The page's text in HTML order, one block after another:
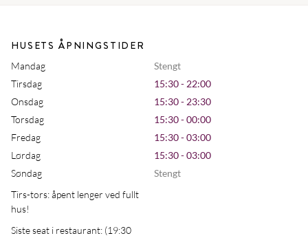
HUSETS ÅPNINGSTIDER
Mandag
Stengt
Tirsdag
15:30 - 22:00
Onsdag
15:30 - 23:30
Torsdag
15:30 - 00:00
Fredag
15:30 - 03:00
Lørdag
15:30 - 03:00
Søndag
Stengt
Tirs-tors: åpent lenger ved fullt
hus!
Siste seat i restaurant: (19:30